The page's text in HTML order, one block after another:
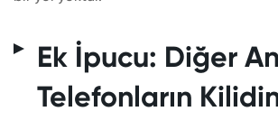
Ek İpucu: Diğer
Telefonların